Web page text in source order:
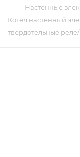
— Настенные
Котел настенный
твердотельные реле/